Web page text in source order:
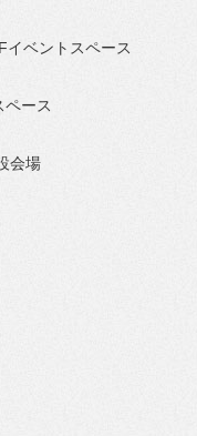
ベントスペース
ペース
会場